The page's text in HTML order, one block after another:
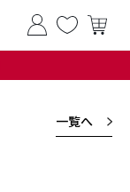
一覧へ